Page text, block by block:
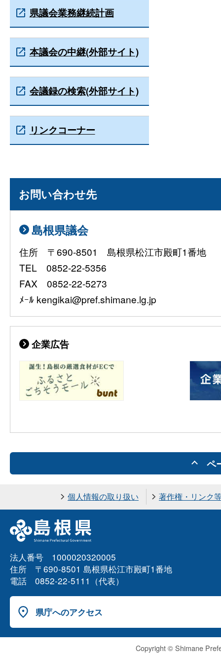
県議会業務継続計画
本議会の中継(外部サイト)
会議録の検索(外部サイト)
リンクコーナー
お問い合わせ先
島根県議会
住所 〒690-8501 島根県松江市殿町1番地
TEL 0852-22-5356
FAX 0852-22-5273
ﾒｰﾙ kengikai@pref.shimane.lg.jp
企業広告
ペ
個人情報の取り扱い 著作権・リンク
法人番号 1000020320005
住所 〒690-8501 島根県松江市殿町1番地
電話 0852-22-5111（代表）
県庁へのアクセス
Copyright © Shimane